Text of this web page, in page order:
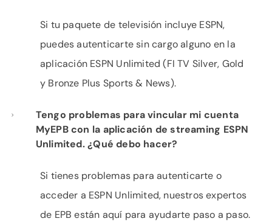
Si tu paquete de televisión incluye ESPN,
puedes autenticarte sin cargo alguno en la
aplicación ESPN Unlimited (FI TV Silver, Gold
y Bronze Plus Sports & News).
Tengo problemas para vincular mi cuenta
MyEPB con la aplicación de streaming ESPN
Unlimited. ¿Qué debo hacer?
Si tienes problemas para autenticarte o
acceder a ESPN Unlimited, nuestros expertos
de EPB están aquí para ayudarte paso a paso.